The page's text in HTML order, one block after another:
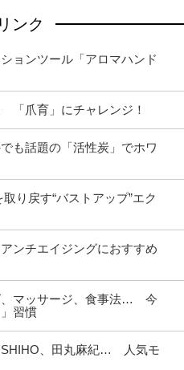
ンク
ョンツール「アロマハンド
「爪育」にチャレンジ！
も話題の「活性炭」でホワ
り戻す“バストアップ”エク
ンチエイジングにおすすめ
、マッサージ、食事法… 今
習慣
SHIHO、田丸麻紀… 人気モ